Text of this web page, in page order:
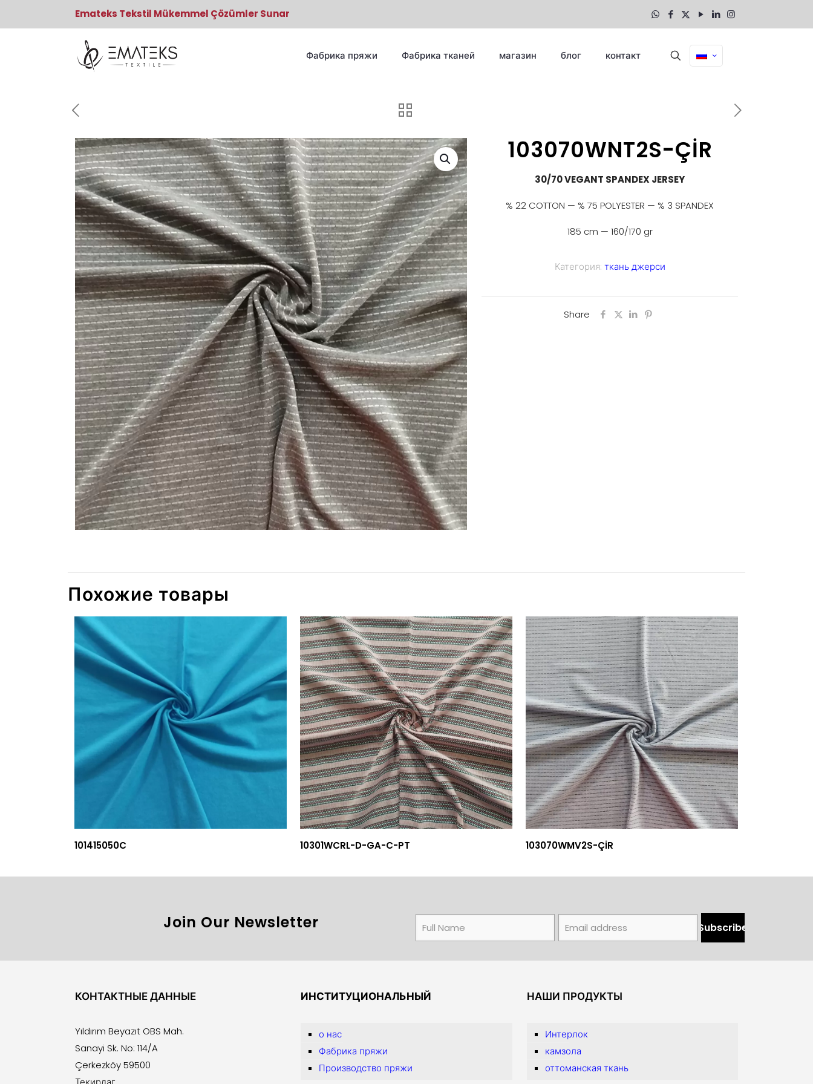
Emateks Tekstil Mükemmel Çözümler Sunar
Фабрика пряжи Фабрика тканей магазин блог контакт
103070WNT2S-ÇİR
30/70 VEGANT SPANDEX JERSEY
% 22 COTTON — % 75 POLYESTER — % 3 SPANDEX
185 cm — 160/170 gr
Категория: ткань джерси
Share
Похожие товары
101415050C 10301WCRL-D-GA-C-PT 103070WMV2S-ÇİR
Join Our Newsletter
КОНТАКТНЫЕ ДАННЫЕ
Yıldırım Beyazıt OBS Mah.
Sanayi Sk. No: 114/A
Çerkezköy 59500
ИНСТИТУЦИОНАЛЬНЫЙ
о нас
Фабрика пряжи
Производство пряжи
НАШИ ПРОДУКТЫ
Интерлок
камзола
оттоманская ткань